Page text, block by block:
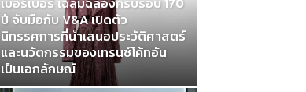
ปี จับมือกับ V&A เปิดตัว
นิทรรศการที่นำเสนอประวัติศาสตร์
และนวัตกรรมของเทรนช์โค้ทอัน
เป็นเอกลักษณ์